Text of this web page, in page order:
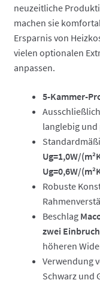
neuzeitliche
machen sie
Ersparnis von
vielen optionalen
anpassen.
5-Kammer-
langlebig
Ug=1,0W/
Ug=0,6W/
Robuste
Beschlag
zwei
höheren
Verwendung
Schwarz und